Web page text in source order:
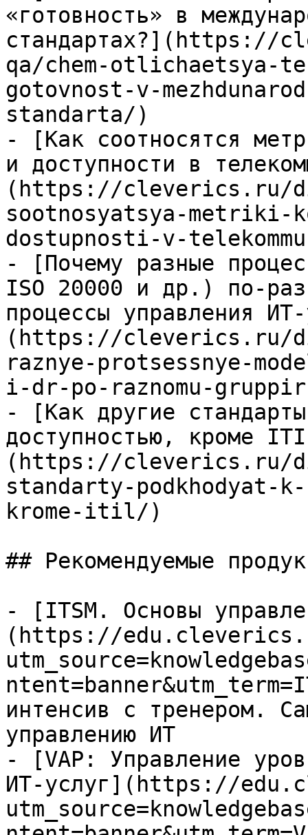
«готовность» в
qa/chem-otlichaetsya-
gotovnost-v-
standarta/)
- [Как соотносятся
и доступности в
(https://cleverics.ru/
sootnosyatsya-
dostupnosti-v-
- [Почему разные
ISO 20000 и др.) по-
процессы управления
(https://cleverics.ru/
raznye-protsessnye-
i-dr-po-raznomu-
- [Как другие
доступностью, кроме
(https://cleverics.ru/
standarty-podkhodyat-
krome-itil/)
## Рекомендуемые
- [ITSM. Основы
(https://
интенсив с тренером.
управлению ИТ
- [VAP: Управление
ИТ-услуг](https://